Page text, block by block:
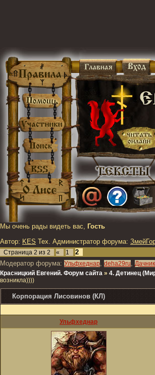
Мы очень рады видеть вас, Гость
Автор: KES Тех. Администратор форума:
Страница 2 из 2 « 1
2
Модератор форума: Ульфхеднар, deha29ru, Дачник
Красницкий Евгений. Форум сайта » 4. Детинец
возникла))))
Корпорация Лисовинов (КЛ)
Ульфхеднар